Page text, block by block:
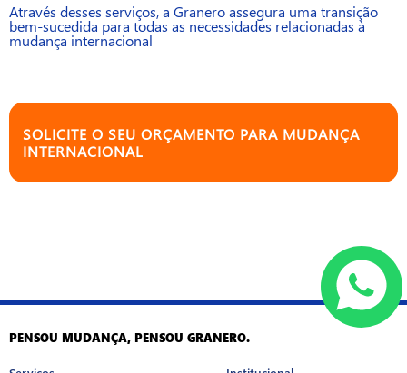
Através desses serviços, a Granero assegura uma transição
bem-sucedida para todas as necessidades relacionadas à
mudança internacional
SOLICITE O SEU ORÇAMENTO PARA MUDANÇA
INTERNACIONAL
PENSOU MUDANÇA, PENSOU GRANERO.